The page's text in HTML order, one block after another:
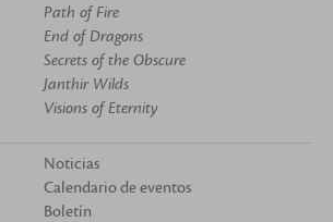
Path of Fire
End of Dragons
Secrets of the Obscure
Janthir Wilds
Visions of Eternity
Noticias
Calendario de eventos
Boletín